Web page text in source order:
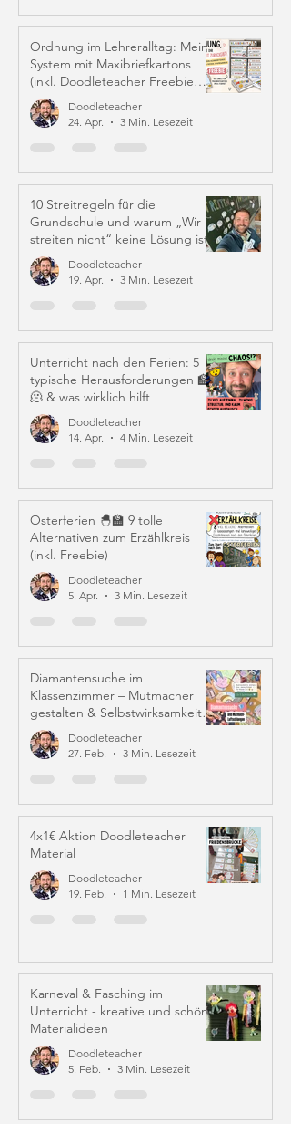
Ordnung im Lehreralltag: Mein
System mit Maxibriefkartons
(inkl. Doodleteacher Freebie
Labels) Doodleteacher
24. Apr.
3 Min. Lesezeit
10 Streitregeln für die
Grundschule und warum „Wir
streiten nicht“ keine Lösung ist
Doodleteacher
19. Apr.
3 Min. Lesezeit
Unterricht nach den Ferien: 5
typische Herausforderungen 🏫
🫠 & was wirklich hilft
Doodleteacher
14. Apr.
4 Min. Lesezeit
Osterferien 🐣🏫 9 tolle
Alternativen zum Erzählkreis
(inkl. Freebie)
Doodleteacher
5. Apr.
3 Min. Lesezeit
Diamantensuche im
Klassenzimmer – Mutmacher
gestalten & Selbstwirksamkeit
stärken Doodleteacher
27. Feb.
3 Min. Lesezeit
4x1€ Aktion Doodleteacher
Material
Doodleteacher
19. Feb.
1 Min. Lesezeit
Karneval & Fasching im
Unterricht - kreative und schöne
Materialideen
Doodleteacher
5. Feb.
3 Min. Lesezeit